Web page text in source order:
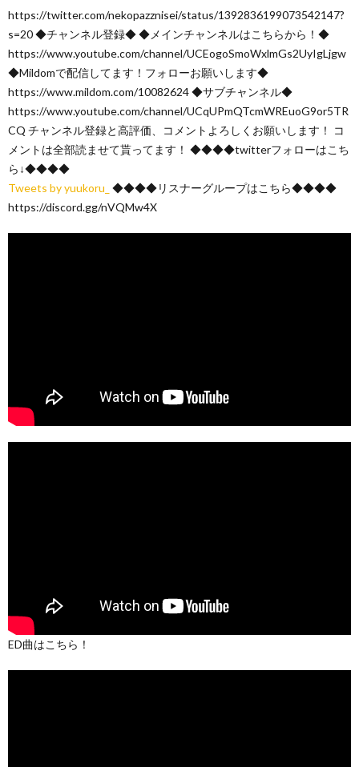
https://twitter.com/nekopazznisei/status/1392836199073542147?
s=20 ◆チャンネル登録◆ ◆メインチャンネルはこちらから！◆
https://www.youtube.com/channel/UCEogoSmoWxlmGs2UyIgLjgw
◆Mildomで配信してます！フォローお願いします◆
https://www.mildom.com/10082624 ◆サブチャンネル◆
https://www.youtube.com/channel/UCqUPmQTcmWREuoG9or5TR
CQ チャンネル登録と高評価、コメントよろしくお願いします！ コ
メントは全部読ませて貰ってます！ ◆◆◆◆twitterフォローはこち
ら↓◆◆◆◆
Tweets by yuukoru_ ◆◆◆◆リスナーグループはこちら◆◆◆◆
https://discord.gg/nVQMw4X
ED曲はこちら！